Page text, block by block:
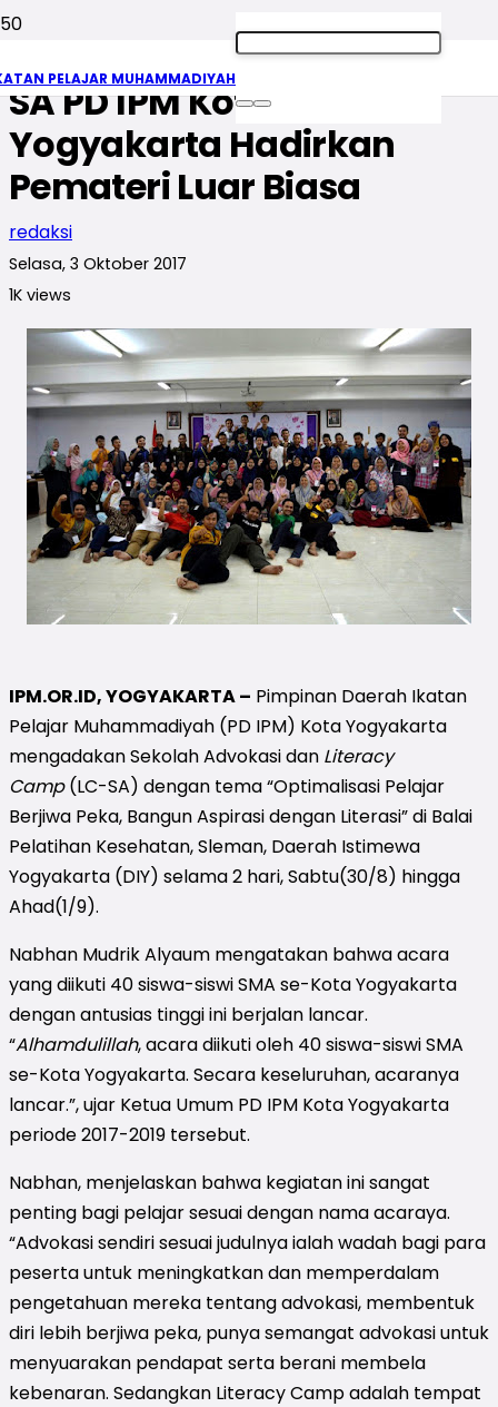
PELAJAR MUHAMMADIYAH
Pelajar Berjiwa Peka! LC-
SA PD IPM Kota
Yogyakarta Hadirkan
Pemateri Luar Biasa
redaksi
Selasa, 3 Oktober 2017
1K views
IPM.OR.ID, YOGYAKARTA – Pimpinan Daerah Ikatan
Pelajar Muhammadiyah (PD IPM) Kota Yogyakarta
mengadakan Sekolah Advokasi dan Literacy
Camp(LC-SA) dengan tema “Optimalisasi Pelajar
Berjiwa Peka, Bangun Aspirasi dengan Literasi” di Balai
Pelatihan Kesehatan, Sleman, Daerah Istimewa
Yogyakarta (DIY) selama 2 hari, Sabtu(30/8) hingga
Ahad(1/9).
Nabhan Mudrik Alyaum mengatakan bahwa acara
yang diikuti 40 siswa-siswi SMA se-Kota Yogyakarta
dengan antusias tinggi ini berjalan lancar.
“Alhamdulillah, acara diikuti oleh 40 siswa-siswi SMA
se-Kota Yogyakarta. Secara keseluruhan, acaranya
lancar.”, ujar Ketua Umum PD IPM Kota Yogyakarta
periode 2017-2019 tersebut.
Nabhan, menjelaskan bahwa kegiatan ini sangat
penting bagi pelajar sesuai dengan nama acaraya.
“Advokasi sendiri sesuai judulnya ialah wadah bagi para
peserta untuk meningkatkan dan memperdalam
pengetahuan mereka tentang advokasi, membentuk
diri lebih berjiwa peka, punya semangat advokasi untuk
menyuarakan pendapat serta berani membela
kebenaran. Sedangkan Literacy Camp adalah tempat